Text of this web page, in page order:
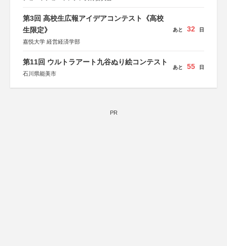
第3回 高校生広報アイデアコンテスト《高校
生限定》
嘉悦大学 経営経済学部
あと 32 日
第11回 ウルトラアート九谷ぬり絵コンテスト
石川県能美市
あと 55 日
PR